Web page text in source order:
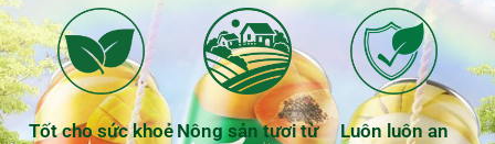
Tốt cho sức khoẻ Nông sản tươi từ
Luôn luôn an